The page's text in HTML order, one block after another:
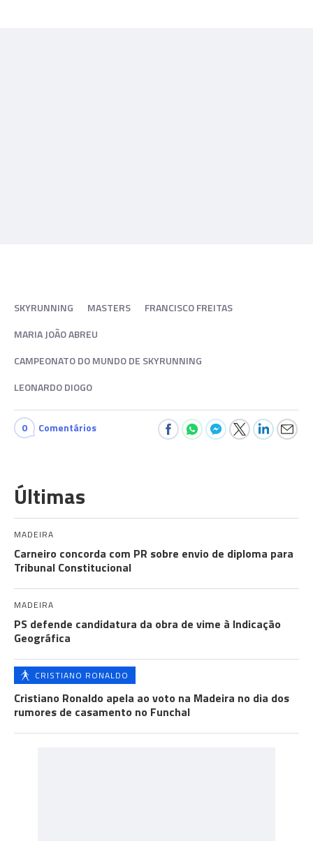
SKYRUNNING MASTERS
FRANCISCO FREITAS
MARIA JOÃO ABREU
CAMPEONATO DO MUNDO DE SKYRUNNING
LEONARDO DIOGO
0 Comentários
Últimas
MADEIRA
Carneiro concorda com PR sobre envio de diploma para
Tribunal Constitucional
MADEIRA
PS defende candidatura da obra de vime à Indicação
Geográfica
CRISTIANO RONALDO
Cristiano Ronaldo apela ao voto na Madeira no dia dos
rumores de casamento no Funchal